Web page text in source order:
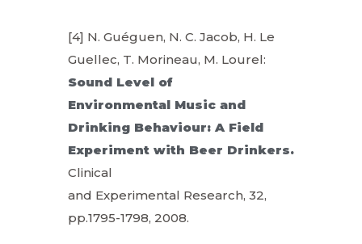
[4] N. Guéguen, N. C. Jacob, H. Le
Guellec, T. Morineau, M. Lourel:
Sound Level of
Environmental Music and
Drinking Behaviour: A Field
Experiment with Beer Drinkers.
Clinical
and Experimental Research, 32,
pp.1795-1798, 2008.